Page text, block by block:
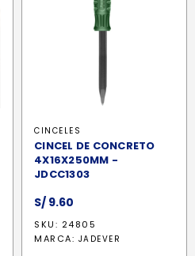
CINCELES
CINCEL DE CONCRETO
4X16X250MM -
JDCC1303
S/ 9.60
SKU: 24805
MARCA: JADEVER